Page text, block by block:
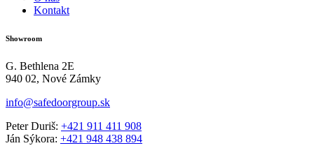
Kontakt
Showroom
G. Bethlena 2E
940 02, Nové Zámky
info@safedoorgroup.sk
Peter Duriš: +421 911 411 908
Ján Sýkora: +421 948 438 894